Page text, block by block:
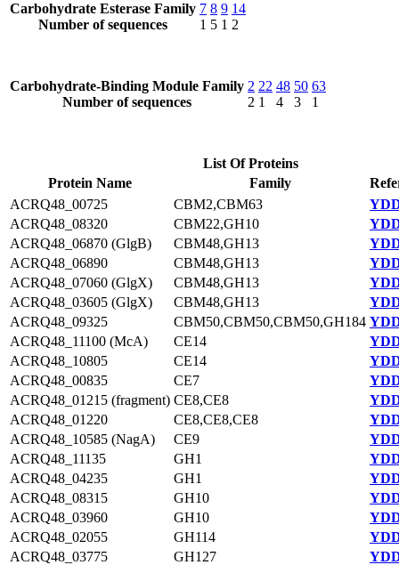
Carbohydrate Esterase Family
Number of sequences
7
1
8
5
9
1
14
2
Carbohydrate-Binding Module Family
Number of sequences
2
2
22
1
48
4
50
3
63
1
List Of Proteins
Protein Name
Family
ACRQ48_00725
CBM2,CBM63
ACRQ48_08320
CBM22,GH10
ACRQ48_06870 (GlgB)
CBM48,GH13
ACRQ48_06890
CBM48,GH13
ACRQ48_07060 (GlgX)
CBM48,GH13
ACRQ48_03605 (GlgX)
CBM48,GH13
ACRQ48_09325
CBM50,CBM50,CBM50,GH184
ACRQ48_11100 (McA)
CE14
ACRQ48_10805
CE14
ACRQ48_00835
CE7
ACRQ48_01215 (fragment) CE8,CE8
ACRQ48_01220
CE8,CE8,CE8
ACRQ48_10585 (NagA)
CE9
ACRQ48_11135
GH1
ACRQ48_04235
GH1
ACRQ48_08315
GH10
ACRQ48_03960
GH10
ACRQ48_02055
GH114
ACRQ48_03775
GH127